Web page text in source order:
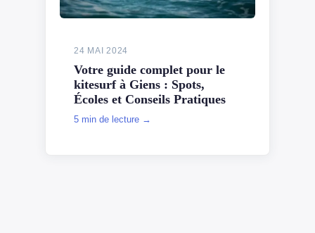
24 MAI 2024
Votre guide complet pour le
kitesurf à Giens : Spots,
Écoles et Conseils Pratiques
5 min de lecture →